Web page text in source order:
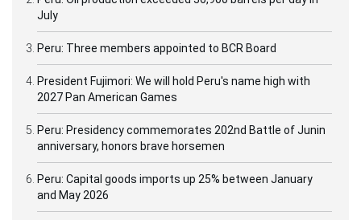
July
Peru: Three members appointed to BCR Board
President Fujimori: We will hold Peru's name high with
2027 Pan American Games
Peru: Presidency commemorates 202nd Battle of Junin
anniversary, honors brave horsemen
Peru: Capital goods imports up 25% between January
and May 2026